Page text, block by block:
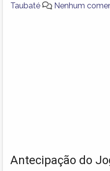
Taubaté
Nenhum
Antecipação do